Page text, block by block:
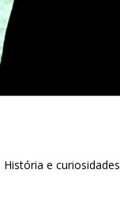
História e curiosidades